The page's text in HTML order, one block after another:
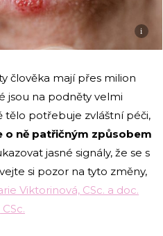
i
člověka mají přes milion
jsou na podněty velmi
tělo potřebuje zvláštní péči,
o ně patřičným způsobem
jasné signály, že se s
si pozor na tyto změny,
Viktorinová, CSc. a doc.